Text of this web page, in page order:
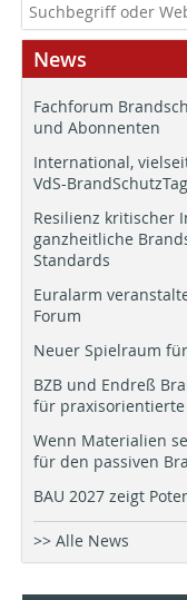
News
Fachforum
und Abonnenten
International,
VdS-
Resilienz kritischer
ganzheitliche
Standards
Euralarm
Forum
Neuer Spielraum
BZB und Endreß
für
Wenn Materialien
für den passiven
BAU 2027 zeigt
>> Alle News